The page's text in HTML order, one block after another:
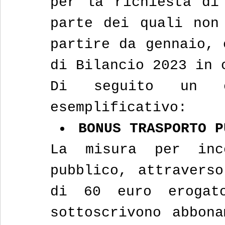
parte dei quali
partire da gennaio,
di Bilancio 2023 in
Di seguito un
esemplificativo:
BONUS TRASPORTO
La misura per
pubblico,
di 60 euro
sottoscrivono